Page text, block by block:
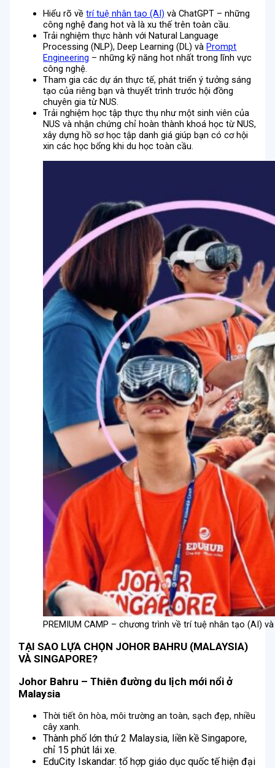
Hiểu rõ vềtrí tuệ nhân tạo (AI) và ChatGPT – những
công nghệ đang hot và là xu thế trên toàn cầu.
Trải nghiệm thực hành với Natural Language
Processing (NLP), Deep Learning (DL) và Prompt
Engineering – những kỹ năng hot nhất trong lĩnh vực
công nghệ.
Tham gia các dự án thực tế, phát triển ý tưởng sáng
tạo của riêng bạn và thuyết trình trước hội đồng
chuyên gia từ NUS.
Trải nghiệm học tập thực thụ như một sinh viên của
NUS và nhận chứng chỉ hoàn thành khoá học từ NUS,
xây dựng hồ sơ học tập danh giá giúp bạn có cơ hội
xin các học bổng khi du học toàn cầu.
PREMIUM CAMP – chương trình về trí tuệ nhân tạo (AI)
TẠI SAO LỰA CHỌN JOHOR BAHRU (MALAYSIA)
VÀ SINGAPORE?
Johor Bahru – Thiên đường du lịch mới nổi ở
Malaysia
Thời tiết ôn hòa, môi trường an toàn, sạch đẹp, nhiều
cây xanh.
Thành phố lớn thứ 2 Malaysia, liền kề Singapore,
chỉ 15 phút lái xe.
EduCity Iskandar: tổ hợp giáo dục quốc tế hiện đại